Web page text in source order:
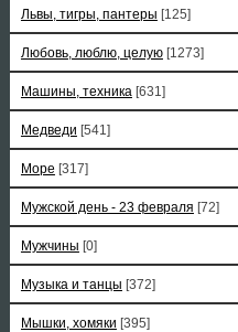
Львы, тигры, пантеры [125]
Любовь, люблю, целую [1273]
Машины, техника [631]
Медведи [541]
Море [317]
Мужской день - 23 февраля [72]
Мужчины [0]
Музыка и танцы [372]
Мышки, хомяки [395]